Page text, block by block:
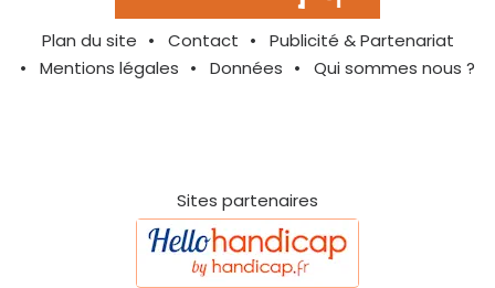
Plan du site Contact
Publicité & Partenariat
Mentions légales
Données Qui sommes nous ?
Sites partenaires